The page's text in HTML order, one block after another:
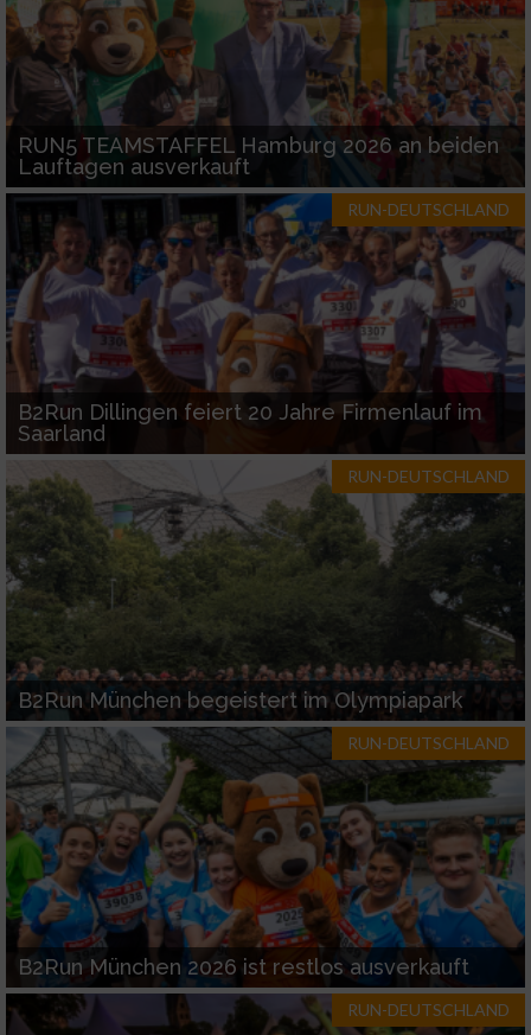
RUN5 TEAMSTAFFEL Hamburg 2026 an beiden
Lauftagen ausverkauft
RUN-DEUTSCHLAND
B2Run Dillingen feiert 20 Jahre Firmenlauf im
Saarland
RUN-DEUTSCHLAND
B2Run München begeistert im Olympiapark
RUN-DEUTSCHLAND
B2Run München 2026 ist restlos ausverkauft
RUN-DEUTSCHLAND
IAB-Besonderheiten:
Verwendung genauer Standortdaten
Geräte anhand von aktiv angeforderten
Informationen identifizieren
Nicht-IAB-Verarbeitungszwecke:
Notwendig
Performance
Funktional
Werbung